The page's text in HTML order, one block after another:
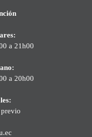
a 21h00
a 20h00